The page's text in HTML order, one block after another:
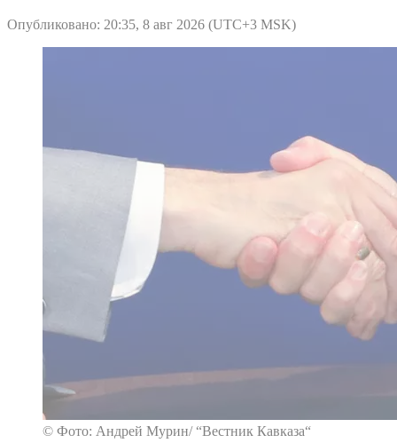
Опубликовано: 20:35, 8 авг 2026 (UTC+3 MSK)
© Фото: Андрей Мурин/ “Вестник Кавказа“